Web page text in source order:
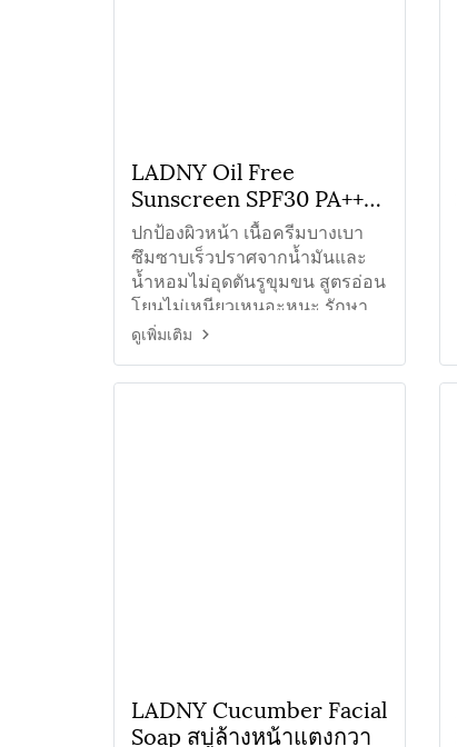
LADNY Oil Free
Sunscreen SPF30 PA+++
ครีมกันแดดออยล์ฟรี
ปกป้องผิวหน้า เนื้อครีมบางเบา
ซึมซาบเร็วปราศจากน้ำมันและ
น้ำหอมไม่อุดตันรูขุมขน สูตรอ่อน
โยนไม่เหนียวเหนอะหนะ รักษา
คงความสมดุลของน้ำใต้ผิว
ดูเพิ่มเติม
LADNY Cucumber Facial
Soap สบู่ล้างหน้าแตงกวา